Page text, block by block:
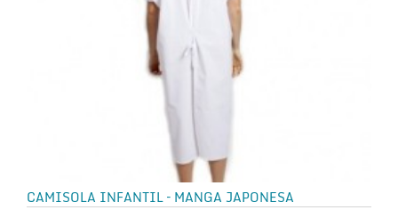
CAMISOLA INFANTIL – MANGA JAPONESA